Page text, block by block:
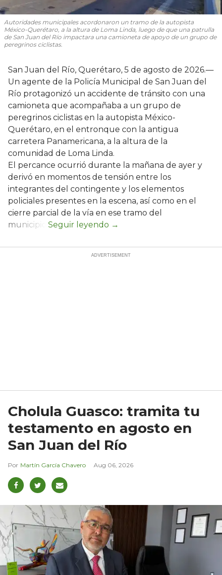
Autoridades municipales acordonaron un tramo de la autopista
México-Querétaro, a la altura de Loma Linda, luego de que una patrulla
de San Juan del Río impactara una camioneta de apoyo de un grupo de
peregrinos ciclistas.
San Juan del Río, Querétaro, 5 de agosto de 2026.—
Un agente de la Policía Municipal de San Juan del
Río protagonizó un accidente de tránsito con una
camioneta que acompañaba a un grupo de
peregrinos ciclistas en la autopista México-
Querétaro, en el entronque con la antigua
carretera Panamericana, a la altura de la
comunidad de Loma Linda.
El percance ocurrió durante la mañana de ayer y
derivó en momentos de tensión entre los
integrantes del contingente y los elementos
policiales presentes en la escena, así como en el
cierre parcial de la vía en ese tramo del
municipio.
Cholula Guasco: tramita tu
testamento en agosto en
San Juan del Río
Martín García Chavero Aug 06, 2026